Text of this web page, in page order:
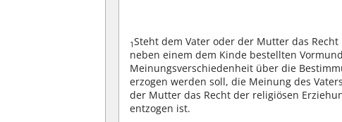
1Steht dem Vater oder der Mutter das
neben einem dem Kinde bestellten
Meinungsverschiedenheit über die
erzogen werden soll, die Meinung des
der Mutter das Recht der religiösen
entzogen ist.